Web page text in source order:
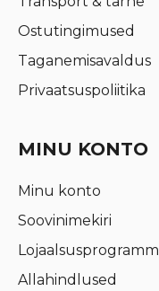
Ostutingimused
Taganemisavaldus
Privaatsuspoliitika
MINU KONTO
Minu konto
Soovinimekiri
Lojaalsusprogramm
Allahindlused